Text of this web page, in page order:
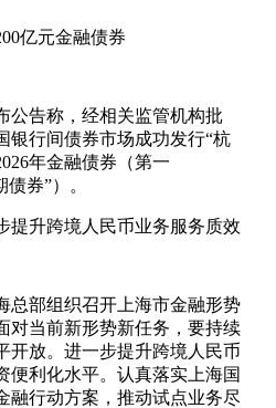
亿元金融债券
公告称，经相关监管机构批
银行间债券市场成功发行“杭
年金融债券（第一
券”）。
提升跨境人民币业务服务质效
总部组织召开上海市金融形势
对当前新形势新任务，要持续
开放。进一步提升跨境人民币
便利化水平。认真落实上海国
融行动方案，推动试点业务尽